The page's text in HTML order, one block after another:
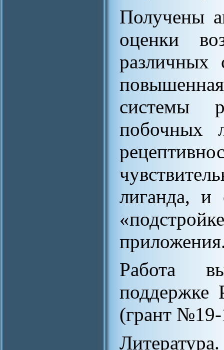
Получены
оценки
различных
системы
побочных
лиганда, и
Работа
поддержке
(грант
Литература.